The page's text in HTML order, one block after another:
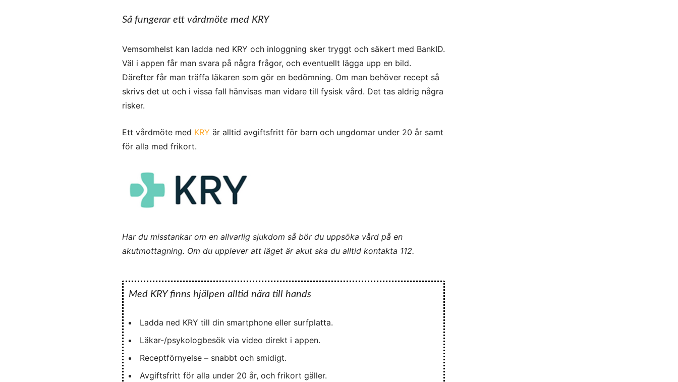
Så fungerar ett vårdmöte med KRY
Vemsomhelst kan ladda ned KRY och inloggning sker tryggt och säkert med BankID.
Väl i appen får man svara på några frågor, och eventuellt lägga upp en bild.
Därefter får man träffa läkaren som gör en bedömning. Om man behöver recept så
skrivs det ut och i vissa fall hänvisas man vidare till fysisk vård. Det tas aldrig några
risker.
Ett vårdmöte med KRY är alltid avgiftsfritt för barn och ungdomar under 20 år samt
för alla med frikort.
Har du misstankar om en allvarlig sjukdom så bör du uppsöka vård på en
akutmottagning. Om du upplever att läget är akut ska du alltid kontakta 112.
Med KRY finns hjälpen alltid nära till hands
Ladda ned KRY till din smartphone eller surfplatta.
Läkar-/psykologbesök via video direkt i appen.
Receptförnyelse – snabbt och smidigt.
Avgiftsfritt för alla under 20 år, och frikort gäller.